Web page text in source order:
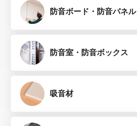
防音ボード・防音パネル
防音室・防音ボックス
吸音材